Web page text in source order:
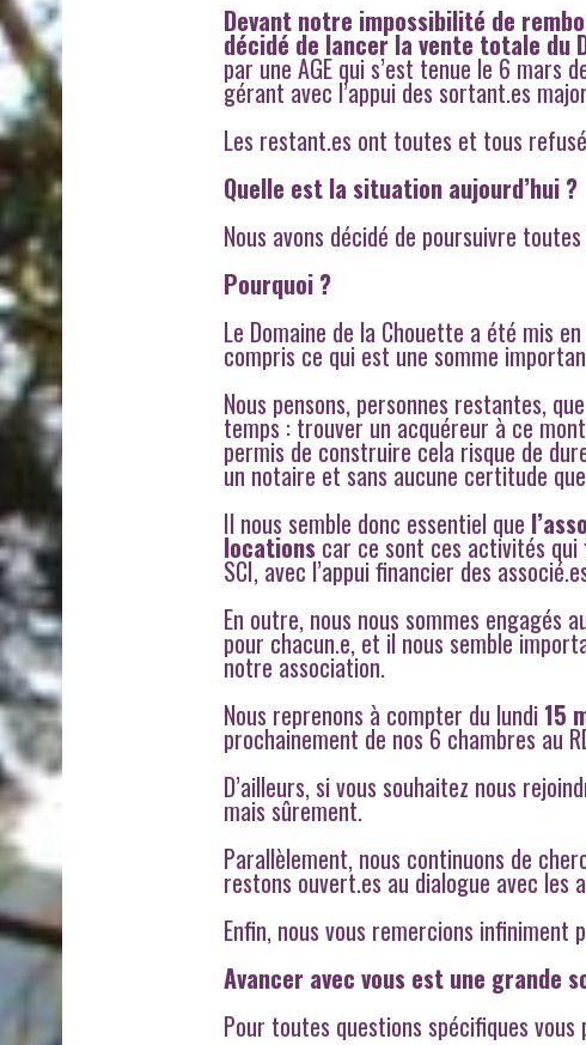
Devant notre impossibilité de
décidé de lancer la vente totale du
par une AGE qui s’est tenue le 6 mars
gérant avec l’appui des sortant.es
Les restant.es ont toutes et tous
Quelle est la situation aujourd’hui ?
Nous avons décidé de poursuivre
Pourquoi ?
Le Domaine de la Chouette a été mis
compris ce qui est une somme
Nous pensons, personnes restantes,
temps : trouver un acquéreur à ce
permis de construire cela risque de
un notaire et sans aucune certitude
Il nous semble donc essentiel que
locationscar ce sont ces activités qui
SCI, avec l’appui financier des
En outre, nous nous sommes engagés
pour chacun.e, et il nous semble
notre association.
Nous reprenons à compter du lundi 15
prochainement de nos 6 chambres au
D’ailleurs, si vous souhaitez nous
mais sûrement.
Parallèlement, nous continuons de
restons ouvert.es au dialogue avec les
Enfin, nous vous remercions
Avancer avec vous est une grande
Pour toutes questions spécifiques